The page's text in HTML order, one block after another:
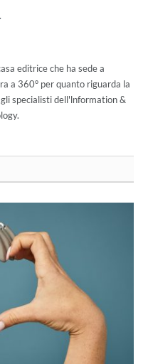
editrice che ha sede a
a 360° per quanto riguarda la
specialisti dell'lnformation &